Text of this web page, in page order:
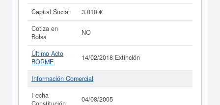
Capital Social
3.010 €
Cotiza en
Bolsa
NO
Último Acto
BORME
14/02/2018 Extinción
Información Comercial
Fecha
04/08/2005